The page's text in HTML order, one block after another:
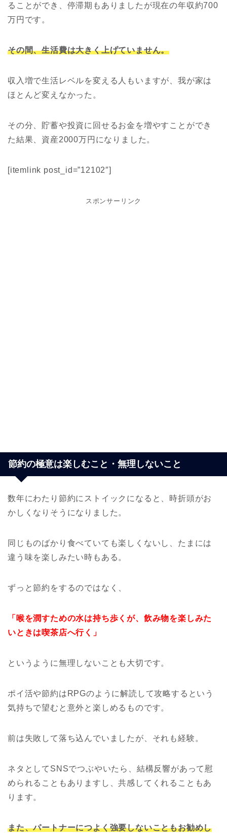
ることができ、停滞期もありましたが現在の年収約700
万円です。
その間、生活費は大きく上げていません。
収入増で生活レベルを変える人もいますが、我が家は
ほとんど変えなかった。
その分、貯蓄や投資に回せるお金を増やすことができ
た結果、資産2000万円になりました。
[itemlink post_id=”12102″]
スポンサーリンク
節約の極意は楽しむこと・無理しないこと
数年にわたり節約にストイックになると、時折頭がお
かしくなりそうになりました。
同じものばかり食べていても楽しくないし、たまには
違う味を楽しみたい時もある。
ずっと節約をするのではなく、
「喉を潤すための水は持ち歩くが、飲み物を楽しみた
いときは喫茶店へ行く」
というように無理しないことも大切です。
ポイ活や節約はRPGのように解読して攻略するという
気持ちで望むと意外と楽しめるものです。
前は失敗して落ち込んでいましたが、それも経験。
ネタとしてSNSでつぶやいたら、結構反響があって慰
められることもありますし、共感してくれることもあ
ります。
また、パートナーにつよく強要しないこともお勧めし